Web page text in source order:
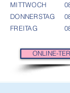
MITTWOCH
DONNERSTAG
FREITAG
ONLINE-